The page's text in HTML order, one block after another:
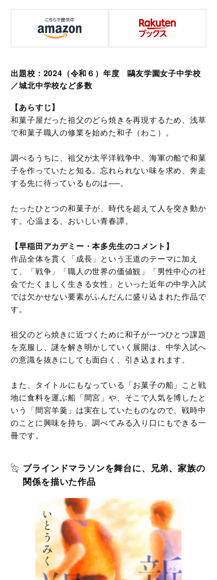
出題校：2024（令和６）年度 鷗友学園女子中学校
／城北中学校など多数
【あらすじ】
和菓子屋だった祖父のどら焼きを再現するため、浅草
で和菓子職人の修業を始めた和子（わこ）。
調べるうちに、祖父が太平洋戦争中、海軍の船で和菓
子を作っていたと知る。忘れられない味を求め、奔走
する先に待っているものは──。
たったひとつの和菓子が、時代を超えて人を突き動か
す。心温まる、おいしい青春譚。
【早稲田アカデミー・本多先生のコメント】
作品全体を貫く「成長」という王道のテーマに加え
て、「戦争」「職人の世界の価値観」「男性中心の社
会でたくましく生きる女性」といった近年の中学入試
では欠かせない要素がふんだんに盛り込まれた作品で
す。
祖父のどら焼きに近づくために和子が一つひとつ課題
を克服し、謎を解き明かしていく展開は、中学入試へ
の意識を抜きにしても面白く、引き込まれます。
また、タイトルにもなっている「お菓子の船」こと戦
地に食料を運ぶ船「間宮」や、そこで人気を博したと
いう「間宮羊羹」は実在していたものなので、戦時中
のことに興味を持ち、調べてみる入り口にもできる一
冊です。
ブラインドマラソンを舞台に、兄弟、家族の
関係を描いた作品